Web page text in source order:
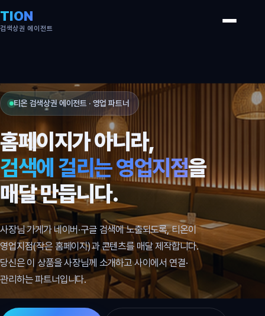
TION
검색상권 에이전트
티온 검색상권 에이전트 · 영업 파트너
홈페이지가 아니라,
검색에 걸리는 영업지점을
매달 만듭니다.
사장님 가게가 네이버·구글 검색에 노출되도록, 티온이
영업지점(작은 홈페이지)과 콘텐츠를 매달 제작합니다.
당신은 이 상품을 사장님께 소개하고 사이에서 연결·
관리하는 파트너입니다.